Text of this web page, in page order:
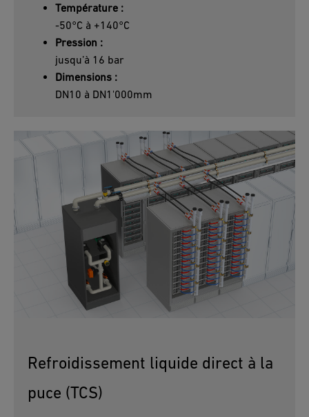
Température :
-50°C à +140°C
Pression :
jusqu’à 16 bar
Dimensions :
DN10 à DN1'000mm
Refroidissement liquide direct à la
puce (TCS)